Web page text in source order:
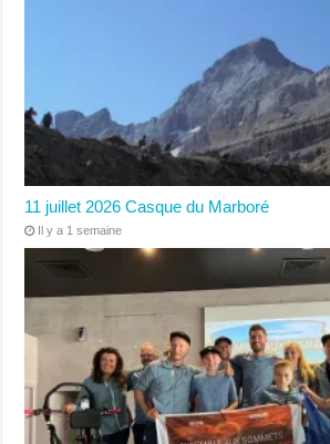
11 juillet 2026 Casque du Marboré
Il y a 1 semaine